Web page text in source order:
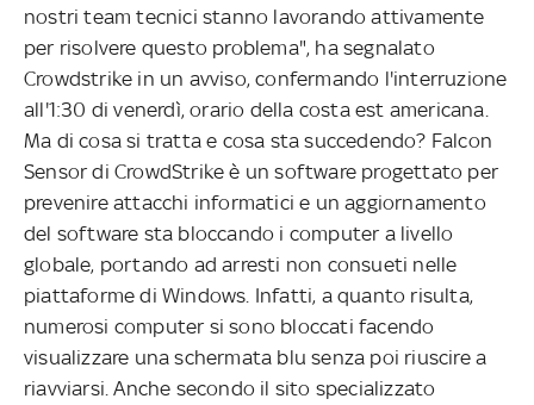
nostri team tecnici stanno lavorando attivamente
per risolvere questo problema", ha segnalato
Crowdstrike in un avviso, confermando l'interruzione
all'1:30 di venerdì, orario della costa est americana.
Ma di cosa si tratta e cosa sta succedendo? Falcon
Sensor di CrowdStrike è un software progettato per
prevenire attacchi informatici e un aggiornamento
del software sta bloccando i computer a livello
globale, portando ad arresti non consueti nelle
piattaforme di Windows. Infatti, a quanto risulta,
numerosi computer si sono bloccati facendo
visualizzare una schermata blu senza poi riuscire a
riavviarsi. Anche secondo il sito specializzato